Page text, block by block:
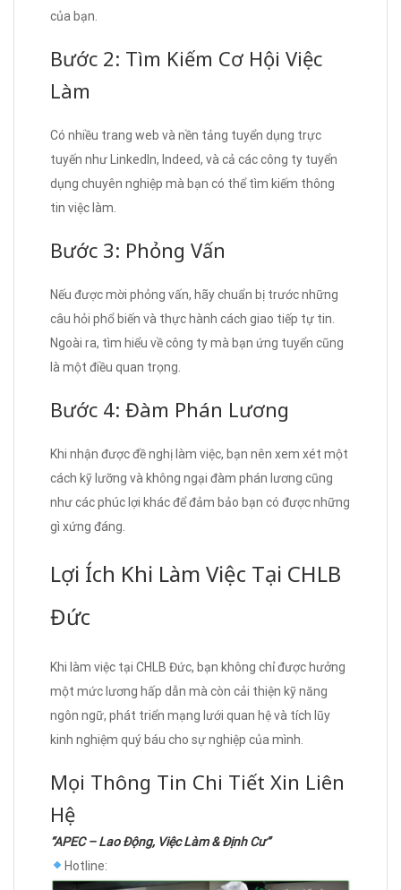
của bạn.
Bước 2: Tìm Kiếm Cơ Hội Việc
Làm
Có nhiều trang web và nền tảng tuyển dụng trực
tuyến như LinkedIn, Indeed, và cả các công ty tuyển
dụng chuyên nghiệp mà bạn có thể tìm kiếm thông
tin việc làm.
Bước 3: Phỏng Vấn
Nếu được mời phỏng vấn, hãy chuẩn bị trước những
câu hỏi phổ biến và thực hành cách giao tiếp tự tin.
Ngoài ra, tìm hiểu về công ty mà bạn ứng tuyển cũng
là một điều quan trọng.
Bước 4: Đàm Phán Lương
Khi nhận được đề nghị làm việc, bạn nên xem xét một
cách kỹ lưỡng và không ngại đàm phán lương cũng
như các phúc lợi khác để đảm bảo bạn có được những
gì xứng đáng.
Lợi Ích Khi Làm Việc Tại CHLB
Đức
Khi làm việc tại CHLB Đức, bạn không chỉ được hưởng
một mức lương hấp dẫn mà còn cải thiện kỹ năng
ngôn ngữ, phát triển mạng lưới quan hệ và tích lũy
kinh nghiệm quý báu cho sự nghiệp của mình.
Mọi Thông Tin Chi Tiết Xin Liên
Hệ
“APEC – Lao Động, Việc Làm & Định Cư”
Hotline: